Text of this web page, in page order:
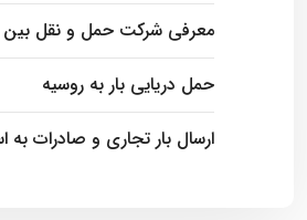
معرفی شرکت حمل و نقل بین
حمل دریایی بار به روسیه
ارسال بار تجاری و صادرات به